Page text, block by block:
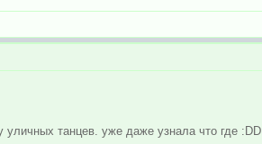
танцев. уже даже узнала что где :DD